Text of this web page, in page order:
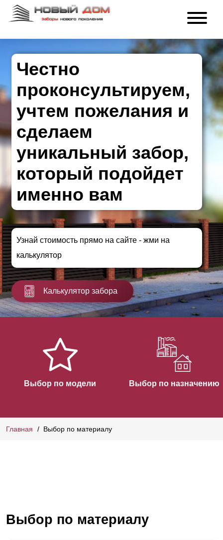
Честно
проконсультируем,
учтем пожелания и
сделаем
уникальный забор,
который подойдет
именно вам
Узнай стоимость прямо на сайте - жми на
калькулятор
Калькулятор забора
Выбор по модели Выбор по назначению
Главная Выбор по материалу
Выбор по материалу